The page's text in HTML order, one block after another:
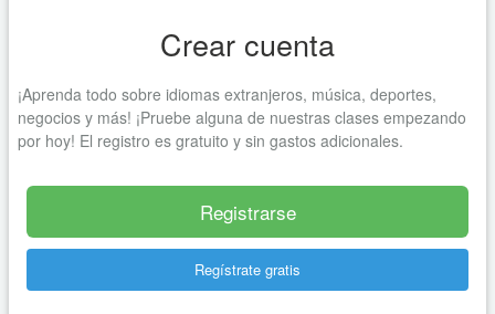
Crear cuenta
¡Aprenda todo sobre idiomas extranjeros, música, deportes,
negocios y más! ¡Pruebe alguna de nuestras clases empezando
por hoy! El registro es gratuito y sin gastos adicionales.
Registrarse
Regístrate gratis